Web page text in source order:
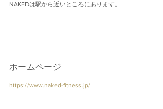
NAKEDは駅から近いところにあります。
ホームページ
https://www.naked-fitness.jp/